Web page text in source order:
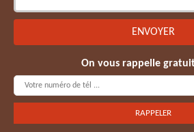
On vous rappelle